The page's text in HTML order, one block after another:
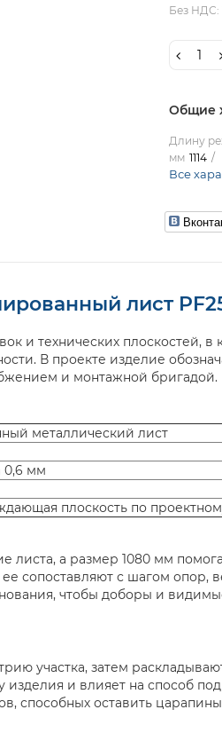
Без НДС:
Общие
Длину
мм 1114
Все
лист
и технических плоскостей,
В проекте изделие
и монтажной бригадой.
металлический лист
0,6 мм
плоскость по
а размер 1080 мм
сопоставляют с шагом опор,
чтобы доборы и
участка, затем
изделия и влияет на способ
способных оставить